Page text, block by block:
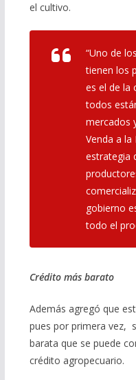
el cultivo.
“Uno de
tienen los
es el de la
todos
mercados
Venda a la
estrategia
gobierno
todo el
Crédito más barato
Además agregó que
pues por primera vez,
barata que se puede
crédito agropecuario.